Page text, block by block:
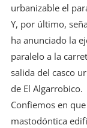
urbanizable el
Y, por último,
ha anunciado la
paralelo a la
salida del casco
de El Algarrobico.
Confiemos en
mastodóntica